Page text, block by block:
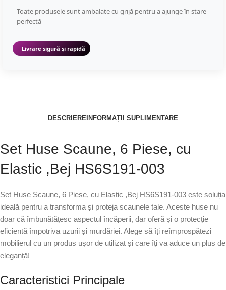
Toate produsele sunt ambalate cu grijă pentru a ajunge în stare
perfectă
Livrare sigură și rapidă
DESCRIERE INFORMAȚII SUPLIMENTARE
Set Huse Scaune, 6 Piese, cu
Elastic ,Bej HS6S191-003
Set Huse Scaune, 6 Piese, cu Elastic ,Bej HS6S191-003 este soluția
ideală pentru a transforma și proteja scaunele tale. Aceste huse nu
doar că îmbunătățesc aspectul încăperii, dar oferă și o protecție
eficientă împotriva uzurii și murdăriei. Alege să îți reîmprospătezi
mobilierul cu un produs ușor de utilizat și care îți va aduce un plus de
eleganță!
Caracteristici Principale